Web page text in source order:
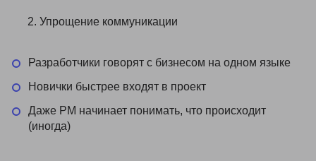
Упрощение коммуникации
Разработчики говорят с бизнесом на одном языке
Новички быстрее входят в проект
Даже PM начинает понимать, что происходит
(иногда)